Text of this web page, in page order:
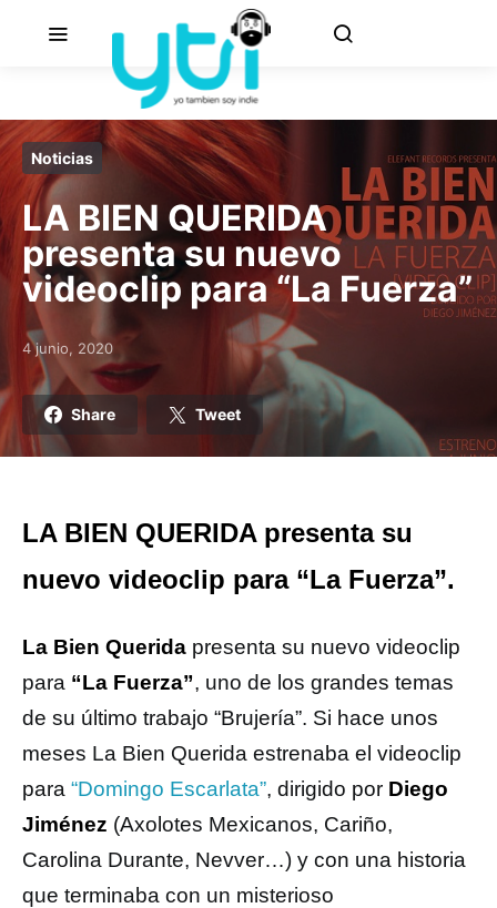
Noticias
LA BIEN QUERIDA
presenta su nuevo
videoclip para “La Fuerza”
Posted on
4 junio, 2020
Share Tweet
LA BIEN QUERIDA presenta su
nuevo videoclip para “La Fuerza”.
La Bien Querida presenta su nuevo videoclip
para “La Fuerza”, uno de los grandes temas
de su último trabajo “Brujería”. Si hace unos
meses La Bien Querida estrenaba el videoclip
para “Domingo Escarlata”, dirigido por Diego
Jiménez (Axolotes Mexicanos, Cariño,
Carolina Durante, Nevver…) y con una historia
que terminaba con un misterioso